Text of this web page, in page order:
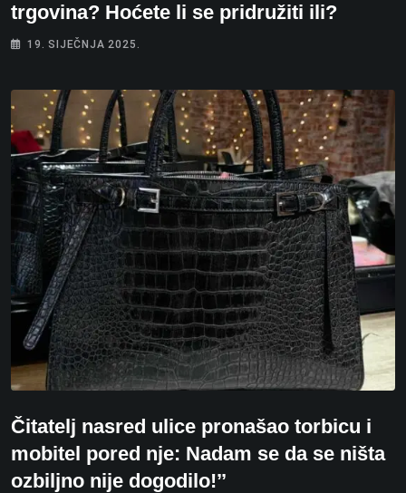
trgovina? Hoćete li se pridružiti ili?
19. SIJEČNJA 2025.
Čitatelj nasred ulice pronašao torbicu i
mobitel pored nje: Nadam se da se ništa
ozbiljno nije dogodilo!’’